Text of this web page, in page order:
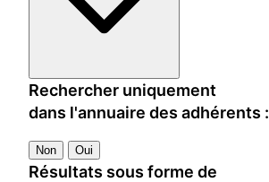
Rechercher uniquement
dans l'annuaire des adhérents :
Non Oui
Résultats sous forme de